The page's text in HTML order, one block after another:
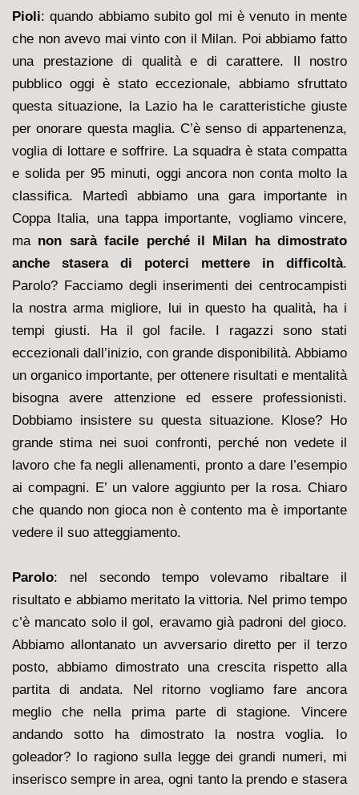
Pioli: quando abbiamo subito gol mi è venuto in mente
che non avevo mai vinto con il Milan. Poi abbiamo fatto
una prestazione di qualità e di carattere. Il nostro
pubblico oggi è stato eccezionale, abbiamo sfruttato
questa situazione, la Lazio ha le caratteristiche giuste
per onorare questa maglia. C’è senso di appartenenza,
voglia di lottare e soffrire. La squadra è stata compatta
e solida per 95 minuti, oggi ancora non conta molto la
classifica. Martedì abbiamo una gara importante in
Coppa Italia, una tappa importante, vogliamo vincere,
ma non sarà facile perché il Milan ha dimostrato
anche stasera di poterci mettere in difficoltà.
Parolo? Facciamo degli inserimenti dei centrocampisti
la nostra arma migliore, lui in questo ha qualità, ha i
tempi giusti. Ha il gol facile. I ragazzi sono stati
eccezionali dall’inizio, con grande disponibilità. Abbiamo
un organico importante, per ottenere risultati e mentalità
bisogna avere attenzione ed essere professionisti.
Dobbiamo insistere su questa situazione. Klose? Ho
grande stima nei suoi confronti, perché non vedete il
lavoro che fa negli allenamenti, pronto a dare l’esempio
ai compagni. E’ un valore aggiunto per la rosa. Chiaro
che quando non gioca non è contento ma è importante
vedere il suo atteggiamento.
Parolo: nel secondo tempo volevamo ribaltare il
risultato e abbiamo meritato la vittoria. Nel primo tempo
c’è mancato solo il gol, eravamo già padroni del gioco.
Abbiamo allontanato un avversario diretto per il terzo
posto, abbiamo dimostrato una crescita rispetto alla
partita di andata. Nel ritorno vogliamo fare ancora
meglio che nella prima parte di stagione. Vincere
andando sotto ha dimostrato la nostra voglia. Io
goleador? Io ragiono sulla legge dei grandi numeri, mi
inserisco sempre in area, ogni tanto la prendo e stasera